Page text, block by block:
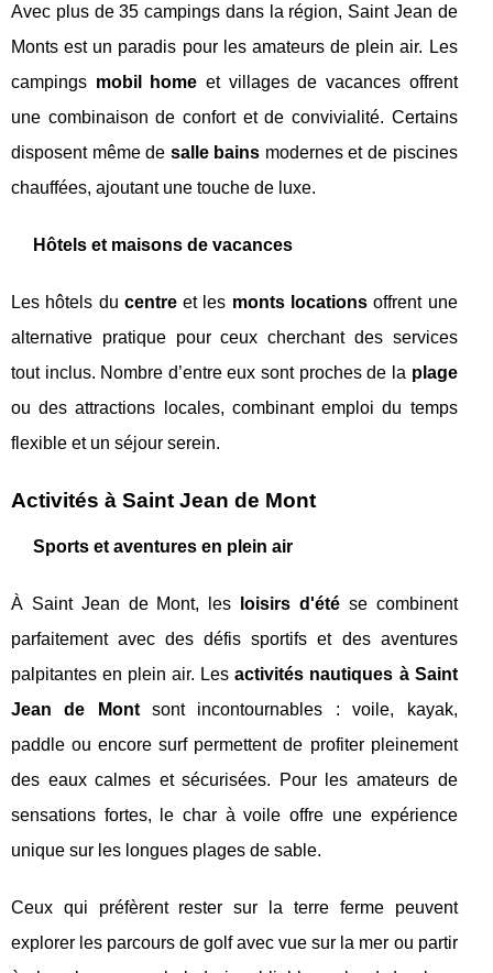
Avec plus de 35 campings dans la région, Saint Jean de
Monts est un paradis pour les amateurs de plein air. Les
campings mobil home et villages de vacances offrent
une combinaison de confort et de convivialité. Certains
disposent même de salle bains modernes et de piscines
chauffées, ajoutant une touche de luxe.
Hôtels et maisons de vacances
Les hôtels du centreet les monts locations offrent une
alternative pratique pour ceux cherchant des services
tout inclus. Nombre d’entre eux sont proches de la plage
ou des attractions locales, combinant emploi du temps
flexible et un séjour serein.
Activités à Saint Jean de Mont
Sports et aventures en plein air
À Saint Jean de Mont, les loisirs d'étése combinent
parfaitement avec des défis sportifs et des aventures
palpitantes en plein air. Lesactivités nautiques à Saint
Jean de Montsont incontournables : voile, kayak,
paddle ou encore surf permettent de profiter pleinement
des eaux calmes et sécurisées. Pour les amateurs de
sensations fortes, le char à voile offre une expérience
unique sur les longues plages de sable.
Ceux qui préfèrent rester sur la terre ferme peuvent
explorer les parcours de golf avec vue sur la mer ou partir